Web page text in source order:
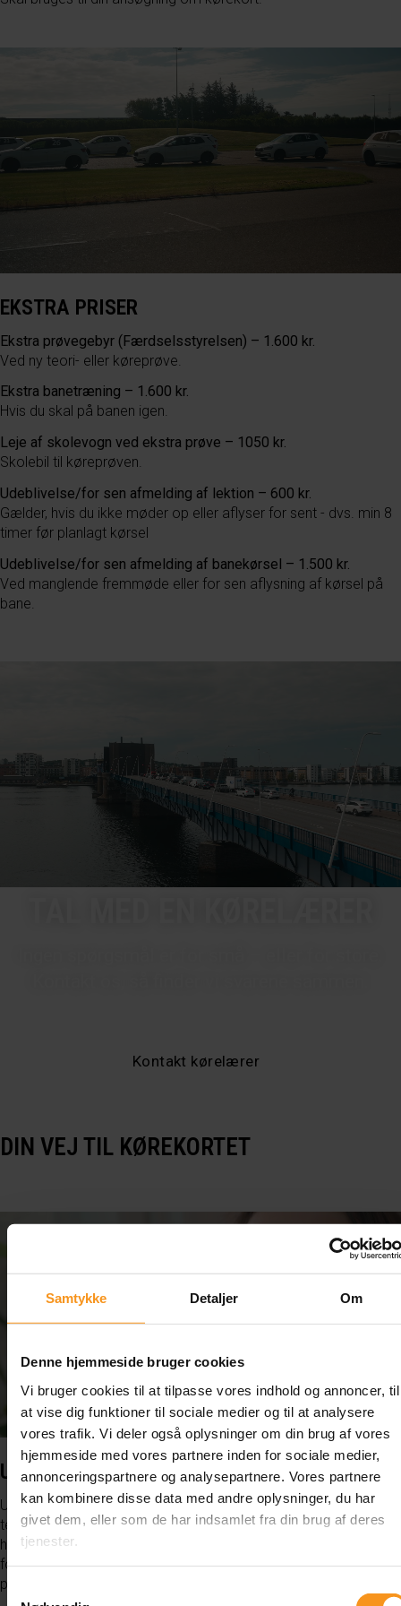
Samtykke Detaljer Om
Denne hjemmeside bruger cookies
Vi bruger cookies til at tilpasse vores indhold og annoncer, til
at vise dig funktioner til sociale medier og til at analysere
vores trafik. Vi deler også oplysninger om din brug af vores
hjemmeside med vores partnere inden for sociale medier,
annonceringspartnere og analysepartnere. Vores partnere
kan kombinere disse data med andre oplysninger, du har
givet dem, eller som de har indsamlet fra din brug af deres
tjenester.
Samtykkevalg
EKSTRA PRISER
Ekstra prøvegebyr (Færdselsstyrelsen) – 1.600 kr.
Ved ny teori- eller køreprøve.
Ekstra banetræning – 1.600 kr.
Hvis du skal på banen igen.
Leje af skolevogn ved ekstra prøve – 1050 kr.
Skolebil til køreprøven.
Udeblivelse/for sen afmelding af lektion – 600 kr.
Gælder, hvis du ikke møder op eller aflyser for sent - dvs. min 8
timer før planlagt kørsel
Udeblivelse/for sen afmelding af banekørsel – 1.500 kr.
Ved manglende fremmøde eller for sen aflysning af kørsel på
bane.
Kontakt kørelærer
DIN VEJ TIL KØREKORTET
UNDERVISNING
Undervisningen hos os er levende, overskuelig og tilpasset dit
tempo – både i teorilokalet og bag rattet. Vi arbejder med små
hold, klare forklaringer og realistiske eksempler, så du hurtigt
forstår reglerne og kan omsætte dem til tryg og sikker kørsel i
praksis.